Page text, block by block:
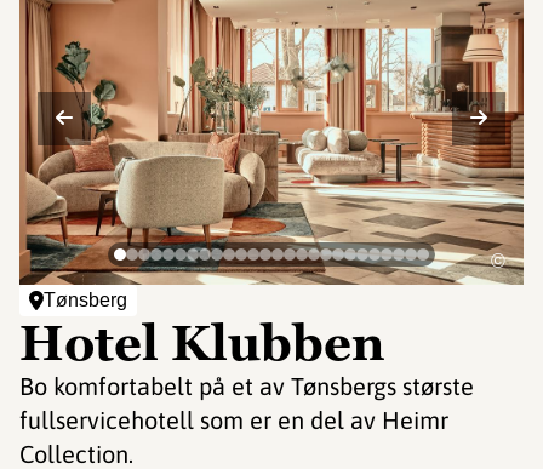
Tønsberg
Hotel Klubben
Bo komfortabelt på et av Tønsbergs største
fullservicehotell som er en del av Heimr
Collection.
©